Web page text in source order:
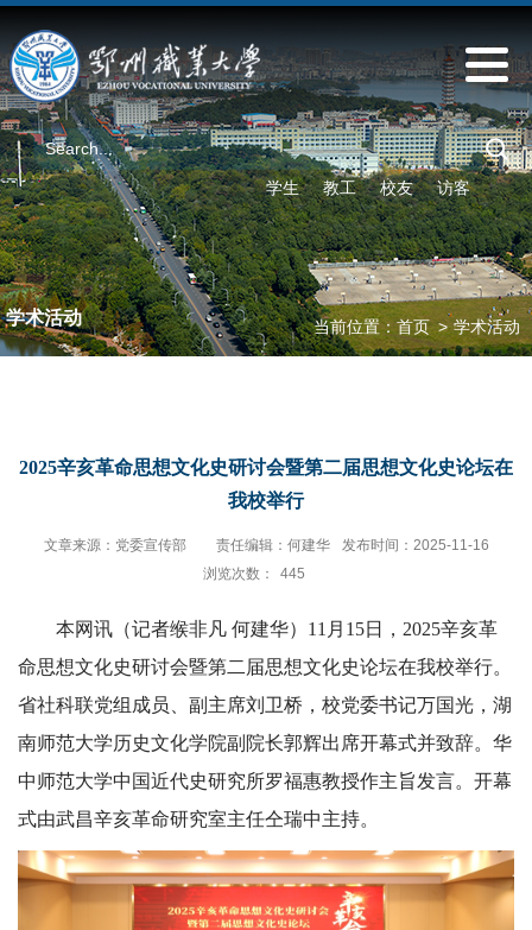
学生 教工 校友 访客
学术活动 当前位置： 首页 > 学术活动
2025辛亥革命思想文化史研讨会暨第二届思想文化史论坛在
我校举行
文章来源：党委宣传部 责任编辑：何建华
发布时间：2025-11-16
浏览次数：
445
本网讯（记者缑非凡 何建华）11月15日，2025辛亥革
命思想文化史研讨会暨第二届思想文化史论坛在我校举行。
省社科联党组成员、副主席刘卫桥，校党委书记万国光，湖
南师范大学历史文化学院副院长郭辉出席开幕式并致辞。华
中师范大学中国近代史研究所罗福惠教授作主旨发言。开幕
式由武昌辛亥革命研究室主任仝瑞中主持。